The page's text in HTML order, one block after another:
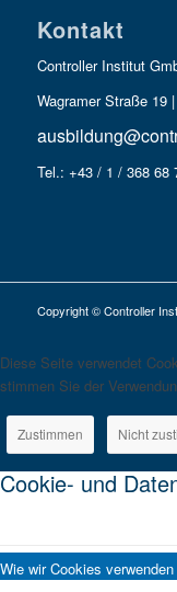
Kontakt
Controller Institut
Wagramer Straße 19
Tel.: +43 / 1 / 368 68
Copyright © Controller
Diese Seite verwendet
stimmen Sie der
Zustimmen Nicht
Cookie- und
Wie wir Cookies verwenden